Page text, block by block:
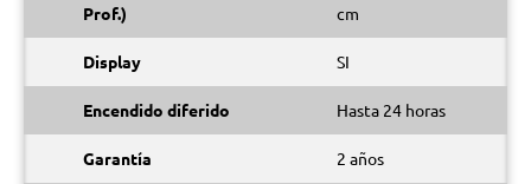
Prof.)
cm
Display SI
Encendido diferido Hasta 24 horas
Garantía 2 años